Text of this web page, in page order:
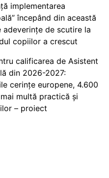
implementarea
începând din această
de scutire la
copiilor a crescut
calificarea de Asistent
din 2026-2027:
cerințe europene, 4.600
multă practică și
– proiect